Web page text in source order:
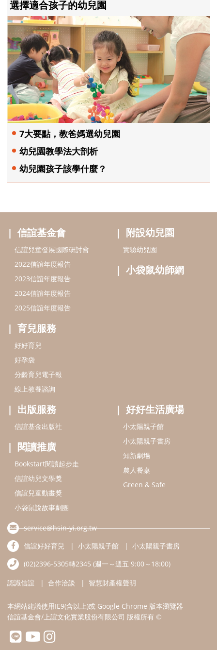
選擇適合孩子的幼兒園
7大要點，教爸媽選幼兒園
幼兒園教學法大剖析
幼兒園孩子該學什麼？
信誼基金會
信誼兒童發展國際研討會
2022信誼年度報告
2023信誼年度報告
2024信誼年度報告
2025信誼年度報告
育兒服務
好好育兒
好孕袋
分齡育兒電子報
線上教養諮詢
附設幼兒園
實驗幼兒園
小袋鼠幼師網
出版服務
信誼基金出版社
閱讀推廣
Bookstart閱讀起步走
信誼幼兒文學獎
信誼兒童動畫獎
小袋鼠說故事劇團
好好生活廣場
小太陽親子館
小太陽親子書房
知新劇場
農人餐桌
Green & Safe
service@hsin-yi.org.tw
信誼好好育兒
小太陽親子館
小太陽親子書房
(02)2396-5305轉2345 (週一～週五 9:00～18:00)
認識信誼 合作洽談 智慧財產權聲明
本網站建議使用IE9(含以上)或 Google Chrome 版本瀏覽器
信誼基金會/上誼文化實業股份有限公司 版權所有 ©